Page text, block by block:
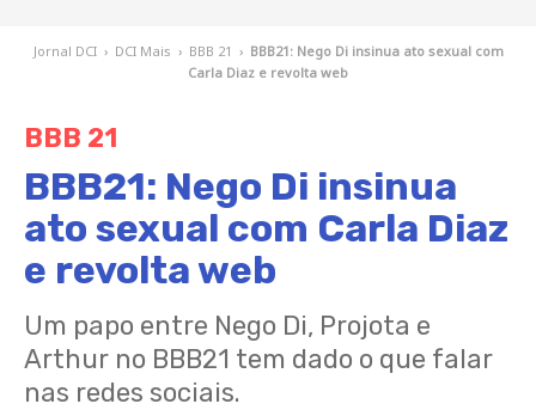
Jornal DCI › DCI Mais › BBB 21 › BBB21: Nego Di insinua ato sexual com
Carla Diaz e revolta web
BBB 21
BBB21: Nego Di insinua
ato sexual com Carla Diaz
e revolta web
Um papo entre Nego Di, Projota e
Arthur no BBB21 tem dado o que falar
nas redes sociais.